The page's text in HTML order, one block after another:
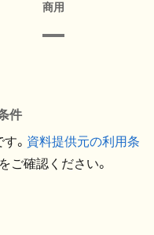
商用
件
。 資料提供元の利用条
ご確認ください。